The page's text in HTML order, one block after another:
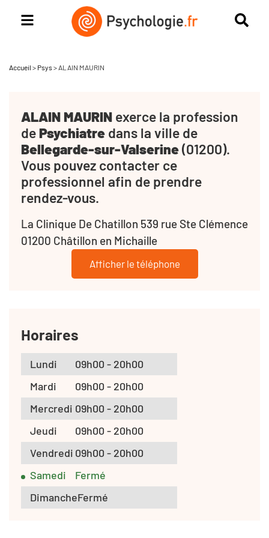
Accueil > Psys > ALAIN MAURIN
ALAIN MAURIN exerce la profession
dePsychiatre dans la ville de
Bellegarde-sur-Valserine(01200).
Vous pouvez contacter ce
professionnel afin de prendre
rendez-vous.
La Clinique De Chatillon 539 rue Ste Clémence
01200 Châtillon en Michaille
Afficher le téléphone
Horaires
Lundi
09h00 - 20h00
Mardi
09h00 - 20h00
Mercredi 09h00 - 20h00
Jeudi
09h00 - 20h00
Vendredi 09h00 - 20h00
Samedi
Fermé
DimancheFermé